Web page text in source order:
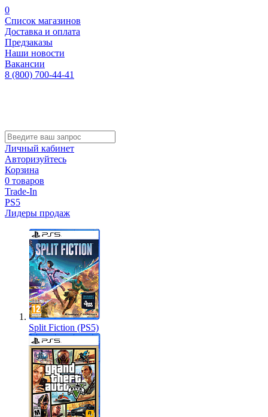
0
Список магазинов
Доставка и оплата
Предзаказы
Наши новости
Вакансии
8 (800) 700-44-41
Личный кабинет
Авторизуйтесь
Корзина
0 товаров
Trade-In
PS5
Лидеры продаж
Split Fiction (PS5)